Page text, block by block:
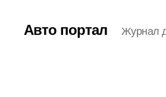
Авто портал Журнал